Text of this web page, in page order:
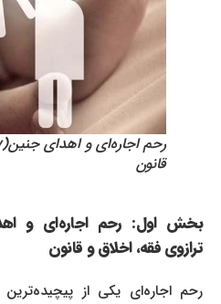
قانون
ترازوی فقه، اخلاق و قانون
رحم اجاره‌ای یکی از پیچیده‌ترین